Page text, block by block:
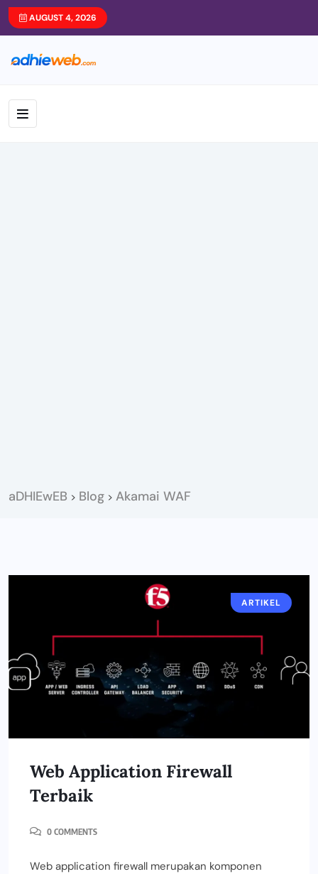
AUGUST 4, 2026
aDHIEwEB > Blog > Akamai WAF
ARTIKEL
Web Application Firewall
Terbaik
0 COMMENTS
Web application firewall merupakan komponen